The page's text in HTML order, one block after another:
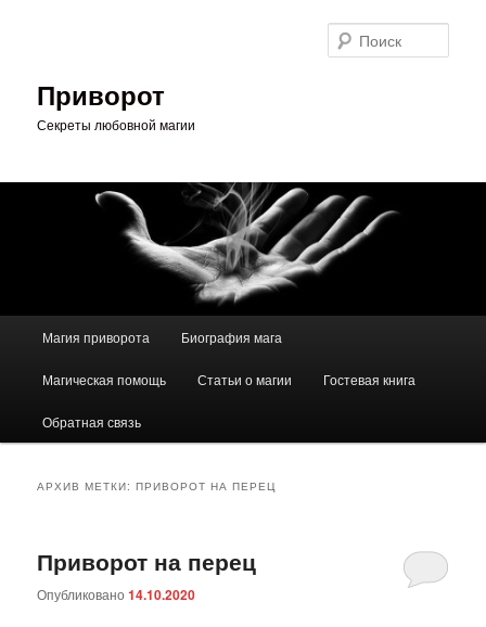
Приворот
Секреты любовной магии
Магия приворота Биография мага
Магическая помощь Статьи о магии Гостевая книга
Обратная связь
АРХИВ МЕТКИ:ПРИВОРОТ НА ПЕРЕЦ
Приворот на перец
Опубликовано14.10.2020